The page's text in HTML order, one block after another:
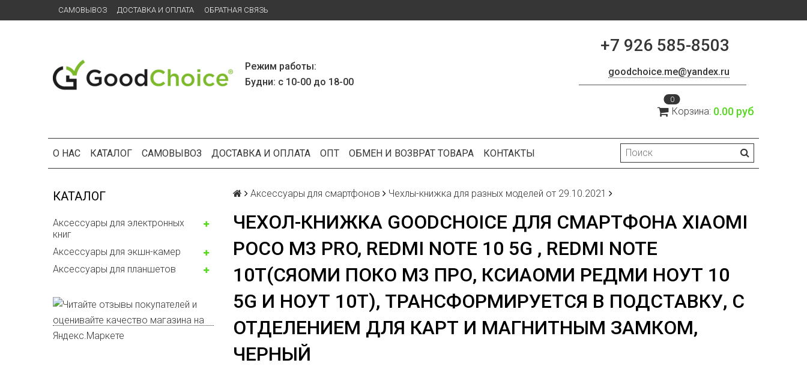
САМОВЫВОЗ ДОСТАВКА И ОПЛАТА ОБРАТНАЯ СВЯЗЬ
Режим работы:
Будни: с 10-00 до 18-00
+7 926 585-8503
goodchoice.me@yandex.ru
0
Корзина: 0.00 руб
О НАС КАТАЛОГ САМОВЫВОЗ ДОСТАВКА И ОПЛАТА ОПТ ОБМЕН И ВОЗВРАТ ТОВАРА КОНТАКТЫ
КАТАЛОГ
Аксессуары для электронных
книг
Аксессуары для экшн-камер
Аксессуары для планшетов
Аксессуары для смартфонов Чехлы-книжка для разных моделей от 29.10.2021
ЧЕХОЛ-КНИЖКА GOODCHOICE ДЛЯ СМАРТФОНА XIAOMI
POCO M3 PRO, REDMI NOTE 10 5G , REDMI NOTE
10T(СЯОМИ ПОКО М3 ПРО, КСИАОМИ РЕДМИ НОУТ 10
5G И НОУТ 10Т), ТРАНСФОРМИРУЕТСЯ В ПОДСТАВКУ, С
ОТДЕЛЕНИЕМ ДЛЯ КАРТ И МАГНИТНЫМ ЗАМКОМ,
ЧЕРНЫЙ